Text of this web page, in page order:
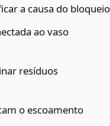
a causa do bloqueio
ao vaso
resíduos
o escoamento